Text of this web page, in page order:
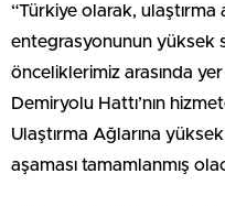
“Türkiye olarak, ulaştırma
entegrasyonunun yüksek
önceliklerimiz arasında yer
Demiryolu Hattı’nın
Ulaştırma Ağlarına
aşaması tamamlanmış